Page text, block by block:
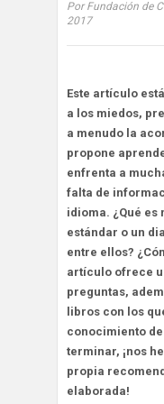
Por Fundación de
2017
Este artículo
a los miedos,
a menudo la
propone
enfrenta a
falta de
idioma. ¿Qué
estándar o un
entre ellos?
artículo ofrece
preguntas,
libros con los
conocimiento
terminar, ¡nos
propia
elaborada!